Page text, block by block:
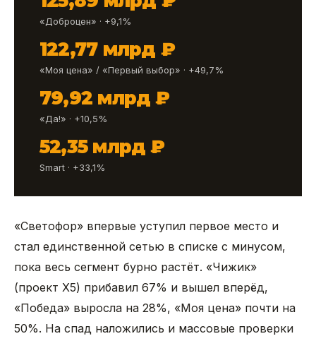
«Доброцен» · +9,1%
122,77 млрд ₽
«Моя цена» / «Первый выбор» · +49,7%
79,92 млрд ₽
«Да!» · +10,5%
52,35 млрд ₽
Smart · +33,1%
«Светофор» впервые уступил первое место и
стал единственной сетью в списке с минусом,
пока весь сегмент бурно растёт. «Чижик»
(проект X5) прибавил 67% и вышел вперёд,
«Победа» выросла на 28%, «Моя цена» почти на
50%. На спад наложились и массовые проверки